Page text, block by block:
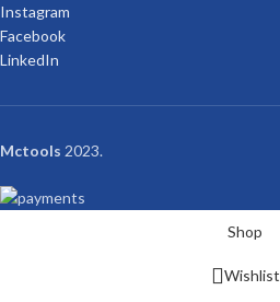
Instagram
Facebook
LinkedIn
Mctools 2023.
Shop
Wishlist